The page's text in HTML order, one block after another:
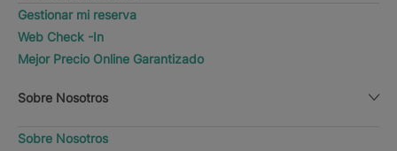
Gestionar mi reserva
Web Check -In
Mejor Precio Online Garantizado
Sobre Nosotros
Sobre Nosotros